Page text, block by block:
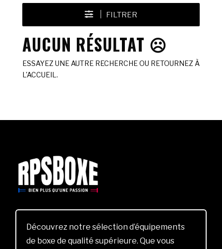
FILTRER
AUCUN RÉSULTAT ☹️
ESSAYEZ UNE AUTRE RECHERCHE OU RETOURNEZ À
L'ACCUEIL.
Découvrez notre sélection d’équipements
de boxe de qualité supérieure. Que vous